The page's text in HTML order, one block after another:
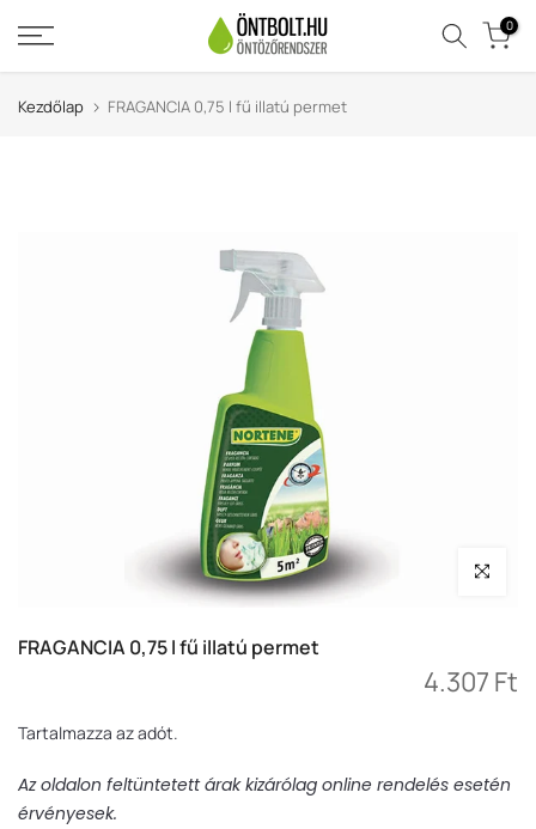
Ugrás
a
tartalomra
0
Kezdőlap FRAGANCIA 0,75 l fű illatú permet
Nagyítás
FRAGANCIA 0,75 l fű illatú permet
4.307 Ft
Tartalmazza az adót.
Az oldalon feltüntetett árak kizárólag online rendelés esetén
érvényesek.